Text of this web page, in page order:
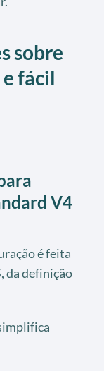
sobre
fácil
V4
é feita
da definição